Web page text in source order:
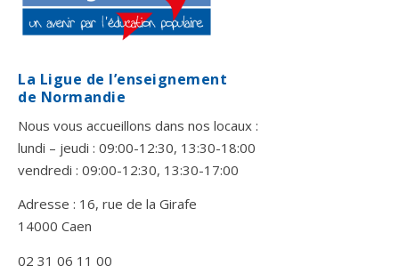
La Ligue de l’enseignement
de Normandie
Nous vous accueillons dans nos locaux :
lundi – jeudi : 09:00-12:30, 13:30-18:00
vendredi : 09:00-12:30, 13:30-17:00
Adresse : 16, rue de la Girafe
14000 Caen
02 31 06 11 00